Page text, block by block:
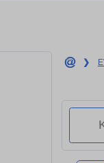
❯